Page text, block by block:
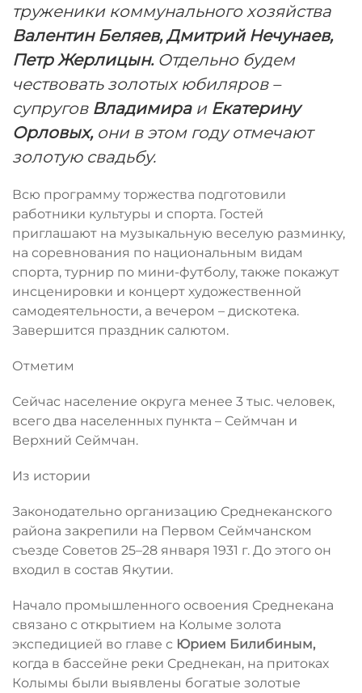
труженики коммунального хозяйства
Валентин Беляев, Дмитрий Нечунаев,
Петр Жерлицын.Отдельно будем
чествовать золотых юбиляров –
супругов Владимираи Екатерину
Орловых,они в этом году отмечают
золотую свадьбу.
Всю программу торжества подготовили
работники культуры и спорта. Гостей
приглашают на музыкальную веселую разминку,
на соревнования по национальным видам
спорта, турнир по мини-футболу, также покажут
инсценировки и концерт художественной
самодеятельности, а вечером – дискотека.
Завершится праздник салютом.
Отметим
Сейчас население округа менее 3 тыс. человек,
всего два населенных пункта – Сеймчан и
Верхний Сеймчан.
Из истории
Законодательно организацию Среднеканского
района закрепили на Первом Сеймчанском
съезде Советов 25–28 января 1931 г. До этого он
входил в состав Якутии.
Начало промышленного освоения Среднекана
связано с открытием на Колыме золота
экспедицией во главе с Юрием Билибиным,
когда в бассейне реки Среднекан, на притоках
Колымы были выявлены богатые золотые